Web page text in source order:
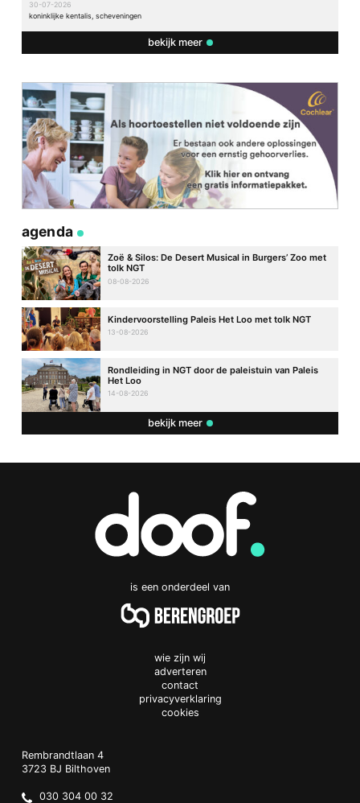
30-07-2026
koninklijke kentalis, scheveningen
bekijk meer
agenda
Zoë & Silos: De Desert Musical in Burgers’ Zoo met
tolk NGT
08-08-2026
Kindervoorstelling Paleis Het Loo met tolk NGT
13-08-2026
Rondleiding in NGT door de paleistuin van Paleis
Het Loo
14-08-2026
bekijk meer
is een onderdeel van
wie zijn wij
adverteren
contact
privacyverklaring
cookies
Doof.nl
work
Rembrandtlaan 4
3723 BJ Bilthoven
Netherlands
030 304 00 32